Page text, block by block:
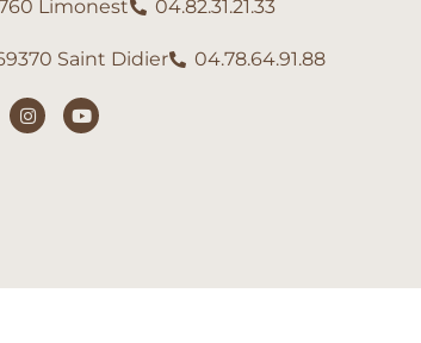
Limonest 04.82.31.21.33
Saint Didier 04.78.64.91.88